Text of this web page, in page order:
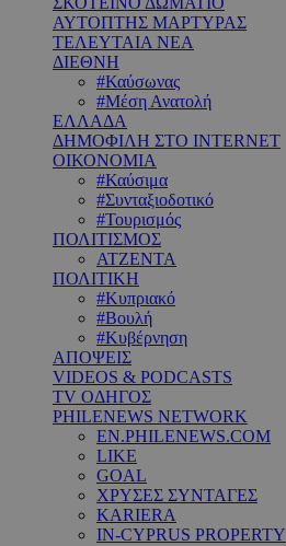
ΑΥΤΟΠΤΗΣ ΜΑΡΤΥΡΑΣ
ΤΕΛΕΥΤΑΙΑ ΝΕΑ
ΔΙΕΘΝΗ
#Καύσωνας
#Μέση Ανατολή
ΕΛΛΑΔΑ
ΔΗΜΟΦΙΛΗ ΣΤΟ INTERNET
ΟΙΚΟΝΟΜΙΑ
#Καύσιμα
#Συνταξιοδοτικό
#Τουρισμός
ΠΟΛΙΤΙΣΜΟΣ
ΑΤΖΕΝΤΑ
ΠΟΛΙΤΙΚΗ
#Κυπριακό
#Βουλή
#Κυβέρνηση
ΑΠΟΨΕΙΣ
VIDEOS & PODCASTS
TV ΟΔΗΓΟΣ
PHILENEWS NETWORK
EN.PHILENEWS.COM
LIKE
GOAL
ΧΡΥΣΕΣ ΣΥΝΤΑΓΕΣ
KARIERA
IN-CYPRUS PROPERTY